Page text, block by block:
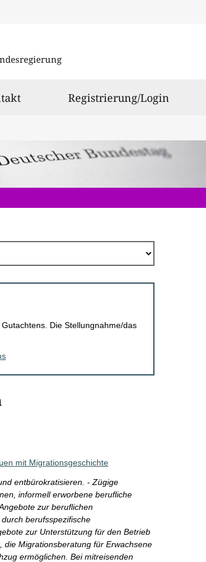
Registrierung/Login
Die Stellungnahme/das
mit Migrationsgeschichte
entbürokratisieren. - Zügige
informell erworbene berufliche
zur beruflichen
berufsspezifische
zur Unterstützung für den Betrieb
die Migrationsberatung für Erwachsene
ermöglichen. Bei mitreisenden